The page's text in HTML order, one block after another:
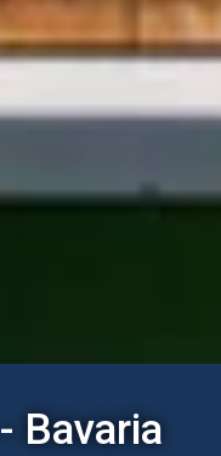
- Bavaria